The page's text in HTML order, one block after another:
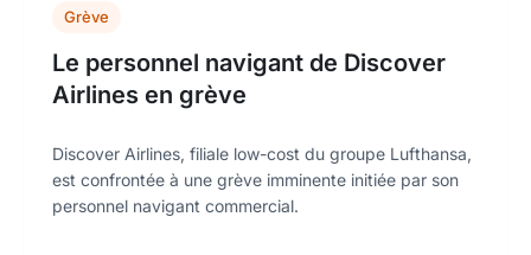
Grève
Le personnel navigant de Discover
Airlines en grève
Discover Airlines, filiale low-cost du groupe Lufthansa,
est confrontée à une grève imminente initiée par son
personnel navigant commercial.